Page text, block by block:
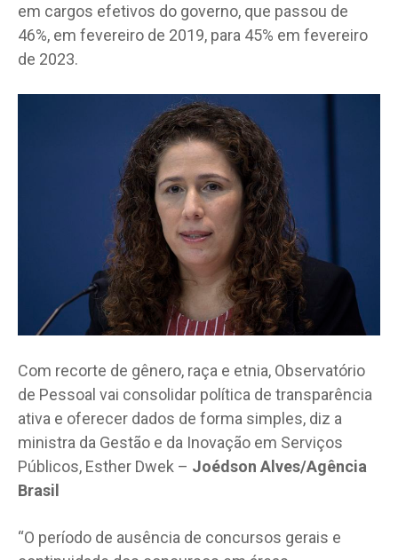
em cargos efetivos do governo, que passou de
46%, em fevereiro de 2019, para 45% em fevereiro
de 2023.
Com recorte de gênero, raça e etnia, Observatório
de Pessoal vai consolidar política de transparência
ativa e oferecer dados de forma simples, diz a
ministra da Gestão e da Inovação em Serviços
Públicos, Esther Dwek – Joédson Alves/Agência
Brasil
“O período de ausência de concursos gerais e